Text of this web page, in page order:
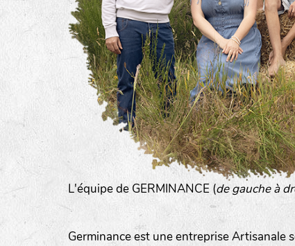
L'équipe de GERMINANCE (de gauche à
Germinance est une entreprise Artisanale